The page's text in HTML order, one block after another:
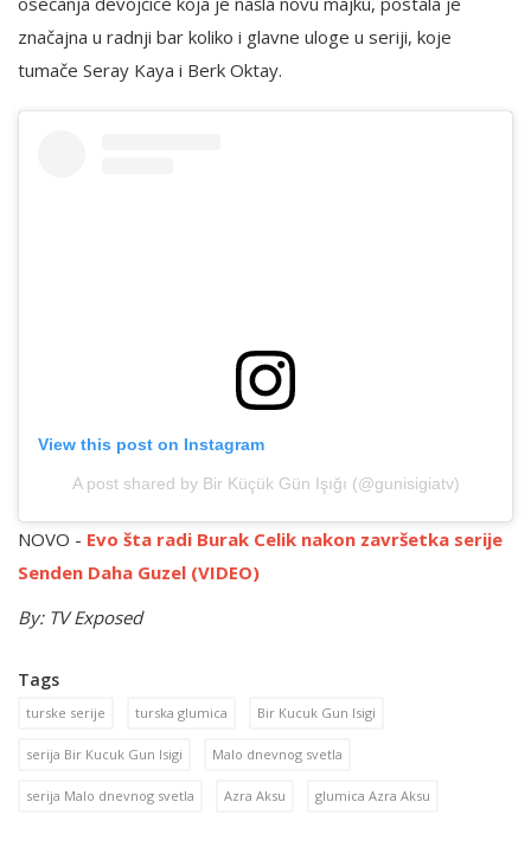
značajna u radnji bar koliko i glavne uloge u seriji, koje
tumače Seray Kaya i Berk Oktay.
View this post on Instagram
A post shared by Bir Küçük Gün Işığı (@gunisigiatv)
NOVO - Evo šta radi Burak Celik nakon završetka serije
Senden Daha Guzel (VIDEO)
By: TV Exposed
Tags
turske serije turska glumica Bir Kucuk Gun Isigi
serija Bir Kucuk Gun Isigi Malo dnevnog svetla
serija Malo dnevnog svetla Azra Aksu glumica Azra Aksu